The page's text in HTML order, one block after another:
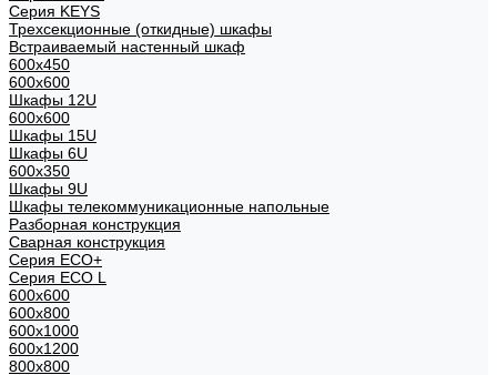
Cерия KEYS
Трехсекционные (откидные) шкафы
Встраиваемый настенный шкаф
600x450
600x600
Шкафы 12U
600x600
Шкафы 15U
Шкафы 6U
600x350
Шкафы 9U
Шкафы телекоммуникационные напольные
Разборная конструкция
Сварная конструкция
Серия ECO+
Серия ECO L
600x600
600x800
600х1000
600х1200
800x800